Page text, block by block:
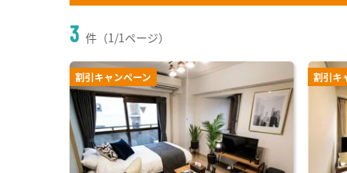
3 件（1/1ページ）
割引キャンペーン 割引キ